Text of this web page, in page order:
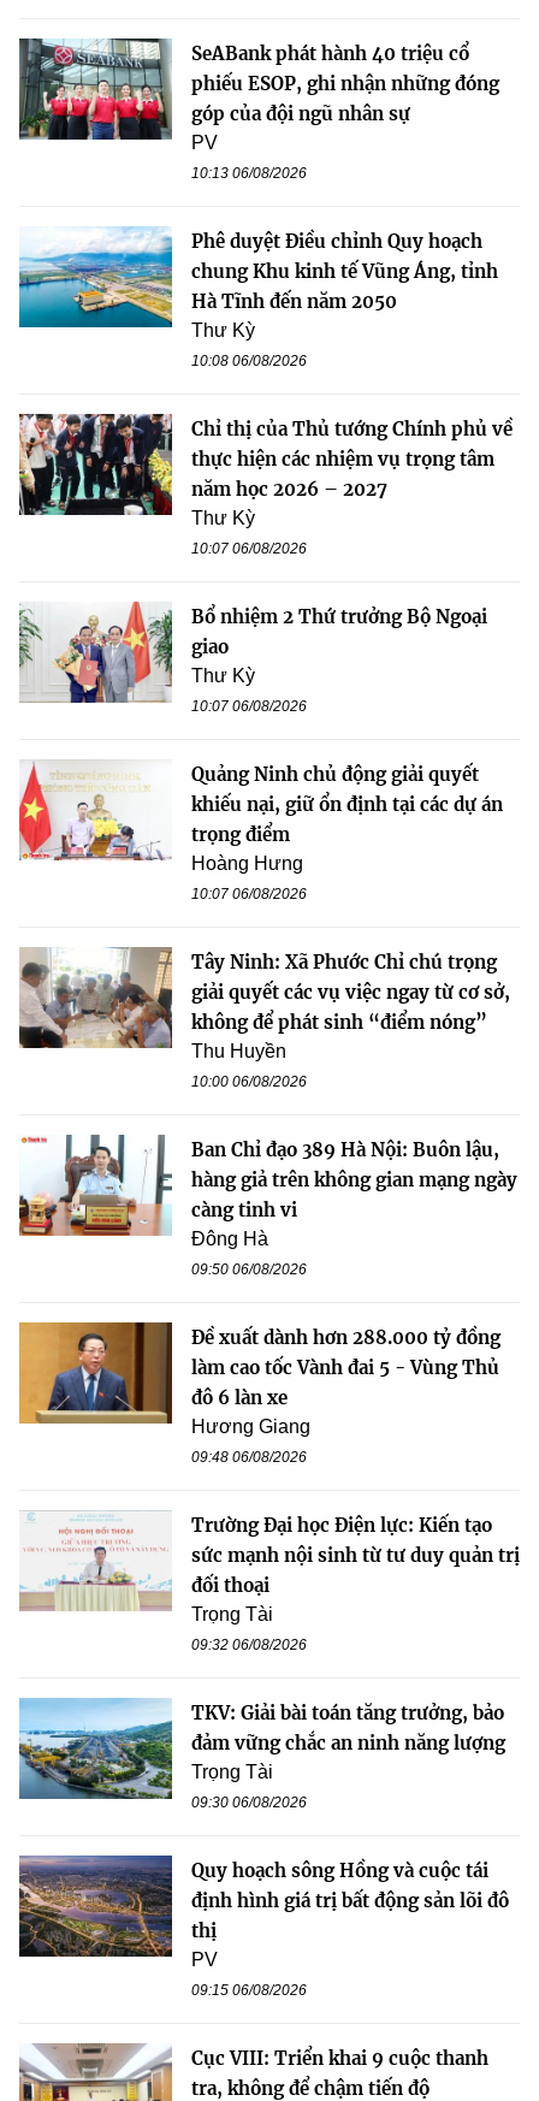
SeABank phát hành 40 triệu cổ
phiếu ESOP, ghi nhận những đóng
góp của đội ngũ nhân sự
PV
10:13 06/08/2026
Phê duyệt Điều chỉnh Quy hoạch
chung Khu kinh tế Vũng Áng, tỉnh
Hà Tĩnh đến năm 2050
Thư Kỳ
10:08 06/08/2026
Chỉ thị của Thủ tướng Chính phủ về
thực hiện các nhiệm vụ trọng tâm
năm học 2026 – 2027
Thư Kỳ
10:07 06/08/2026
Bổ nhiệm 2 Thứ trưởng Bộ Ngoại
giao
Thư Kỳ
10:07 06/08/2026
Quảng Ninh chủ động giải quyết
khiếu nại, giữ ổn định tại các dự án
trọng điểm
Hoàng Hưng
10:07 06/08/2026
Tây Ninh: Xã Phước Chỉ chú trọng
giải quyết các vụ việc ngay từ cơ sở,
không để phát sinh “điểm nóng”
Thu Huyền
10:00 06/08/2026
Ban Chỉ đạo 389 Hà Nội: Buôn lậu,
hàng giả trên không gian mạng ngày
càng tinh vi
Đông Hà
09:50 06/08/2026
Đề xuất dành hơn 288.000 tỷ đồng
làm cao tốc Vành đai 5 - Vùng Thủ
đô 6 làn xe
Hương Giang
09:48 06/08/2026
Trường Đại học Điện lực: Kiến tạo
sức mạnh nội sinh từ tư duy quản trị
đối thoại
Trọng Tài
09:32 06/08/2026
TKV: Giải bài toán tăng trưởng, bảo
đảm vững chắc an ninh năng lượng
Trọng Tài
09:30 06/08/2026
Quy hoạch sông Hồng và cuộc tái
định hình giá trị bất động sản lõi đô
thị
PV
09:15 06/08/2026
Cục VIII: Triển khai 9 cuộc thanh
tra, không để chậm tiến độ